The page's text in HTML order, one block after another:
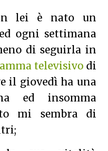
lei è nato un
ogni settimana
di seguirla in
televisivo di
il giovedì ha una
ed insomma
mi sembra di